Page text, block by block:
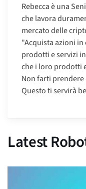
Rebecca è una
che lavora
mercato delle
"Acquista azioni
prodotti e servizi
che i loro prodotti
Non farti
Questo ti servirà
Latest